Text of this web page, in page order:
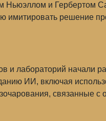
Ньюэллом и Гербертом
имитировать решение
и лабораторий начали
ИИ, включая
связанные с